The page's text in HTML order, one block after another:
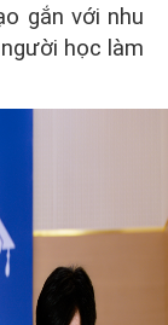
gắn với nhu
học làm